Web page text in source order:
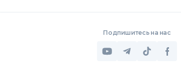
Подпишитесь на нас